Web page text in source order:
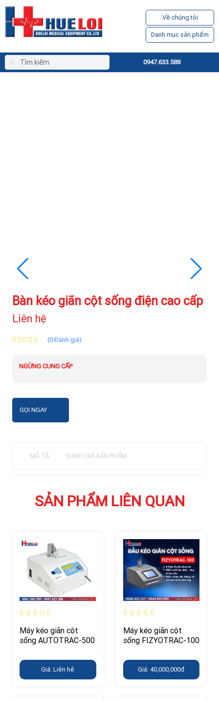
Về chúng tôi
Danh mục sản phẩm
0947.633.588
Bàn kéo giãn cột sống điện cao cấp
Liên hệ
(0 Đánh giá)
NGỪNG CUNG CẤP
GỌI NGAY
MÔ TẢ ĐÁNH GIÁ SẢN PHẨM
SẢN PHẨM LIÊN QUAN
Máy kéo giãn cột
sống AUTOTRAC-500
Giá: Liên hệ
Máy kéo giãn cột
sống FIZYOTRAC-100
Giá: 40,000,000đ